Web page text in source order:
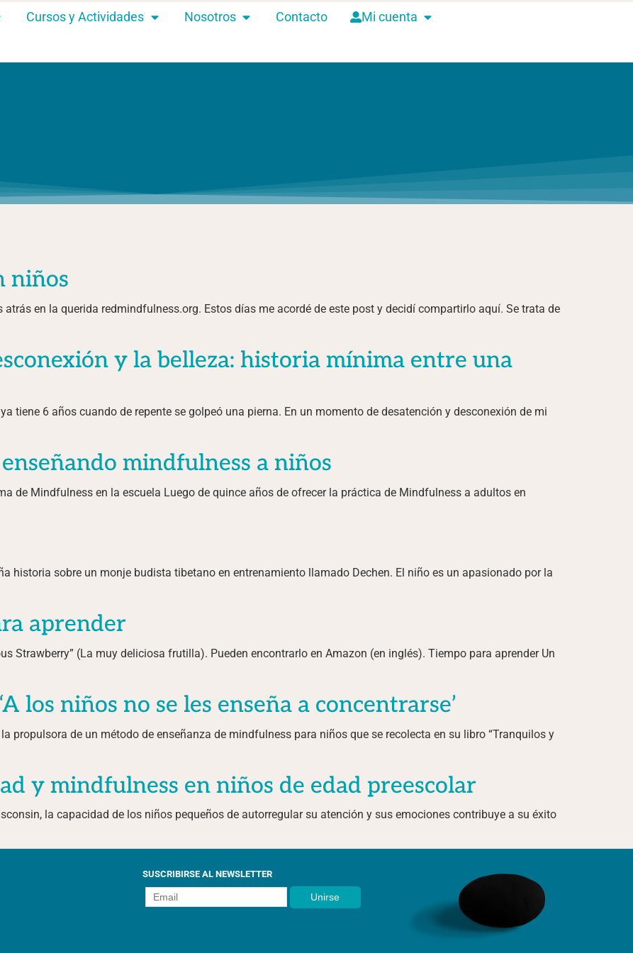
Cursos y Actividades Nosotros Contacto Mi cuenta
niños
en la querida redmindfulness.org. Estos días me acordé de este post y decidí compartirlo aquí. Se trata de
y la belleza: historia mínima entre una
tiene 6 años cuando de repente se golpeó una pierna. En un momento de desatención y desconexión de mi
mindfulness a niños
de Mindfulness en la escuela Luego de quince años de ofrecer la práctica de Mindfulness a adultos en
historia sobre un monje budista tibetano en entrenamiento llamado Dechen. El niño es un apasionado por la
aprender
Strawberry” (La muy deliciosa frutilla). Pueden encontrarlo en Amazon (en inglés). Tiempo para aprender Un
los niños no se les enseña a concentrarse’
propulsora de un método de enseñanza de mindfulness para niños que se recolecta en su libro “Tranquilos y
y mindfulness en niños de edad preescolar
la capacidad de los niños pequeños de autorregular su atención y sus emociones contribuye a su éxito
SUSCRIBIRSE AL NEWSLETTER